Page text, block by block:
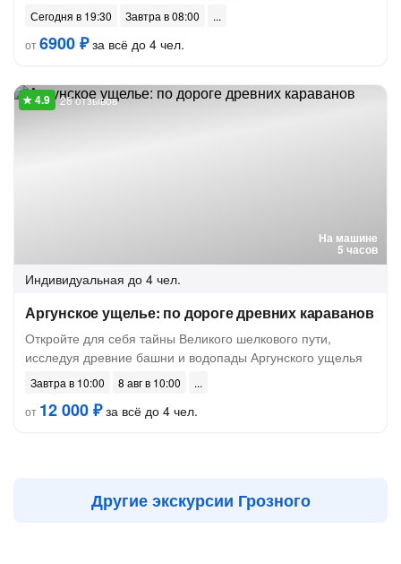
Сегодня в 19:30
Завтра в 08:00
от6900 ₽за всё до 4 чел.
На машине
5 часов
28 отзывов
Индивидуальная до 4 чел.
Аргунское ущелье: по дороге древних караванов
Откройте для себя тайны Великого шелкового пути,
исследуя древние башни и водопады Аргунского ущелья
Завтра в 10:00
8 авг в 10:00
от 12 000 ₽за всё до 4 чел.
Другие экскурсии Грозного